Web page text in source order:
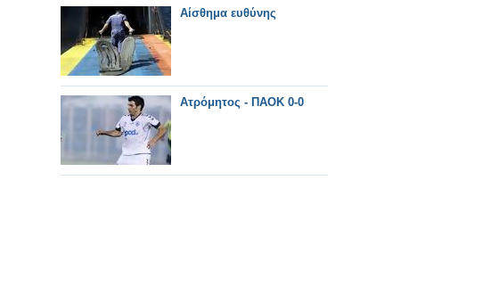
Αίσθημα ευθύνης
Ατρόμητος - ΠΑΟΚ 0-0